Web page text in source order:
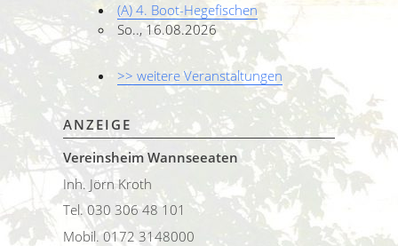
(A) 4. Boot-Hegefischen
So.., 16.08.2026
>> weitere Veranstaltungen
ANZEIGE
Vereinsheim Wannseeaten
Inh. Jörn Kroth
Tel. 030 306 48 101
Mobil. 0172 3148000